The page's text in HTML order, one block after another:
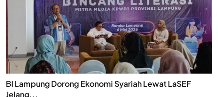
BI Lampung Dorong Ekonomi Syariah Lewat LaSEF
Jelang...